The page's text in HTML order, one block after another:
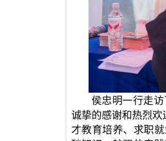
侯忠明一行走
诚挚的感谢和热烈欢
才教育培养、求职